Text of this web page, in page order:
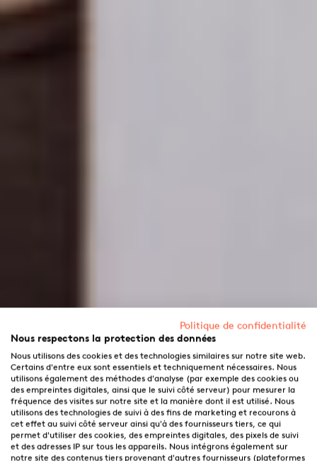
Politique de confidentialité
Nous respectons la protection des données
Nous utilisons des cookies et des technologies similaires sur notre site web.
Certains d'entre eux sont essentiels et techniquement nécessaires. Nous
utilisons également des méthodes d'analyse (par exemple des cookies ou
des empreintes digitales, ainsi que le suivi côté serveur) pour mesurer la
fréquence des visites sur notre site et la manière dont il est utilisé. Nous
utilisons des technologies de suivi à des fins de marketing et recourons à
cet effet au suivi côté serveur ainsi qu'à des fournisseurs tiers, ce qui
permet d'utiliser des cookies, des empreintes digitales, des pixels de suivi
et des adresses IP sur tous les appareils. Nous intégrons également sur
notre site des contenus tiers provenant d'autres fournisseurs (plateformes